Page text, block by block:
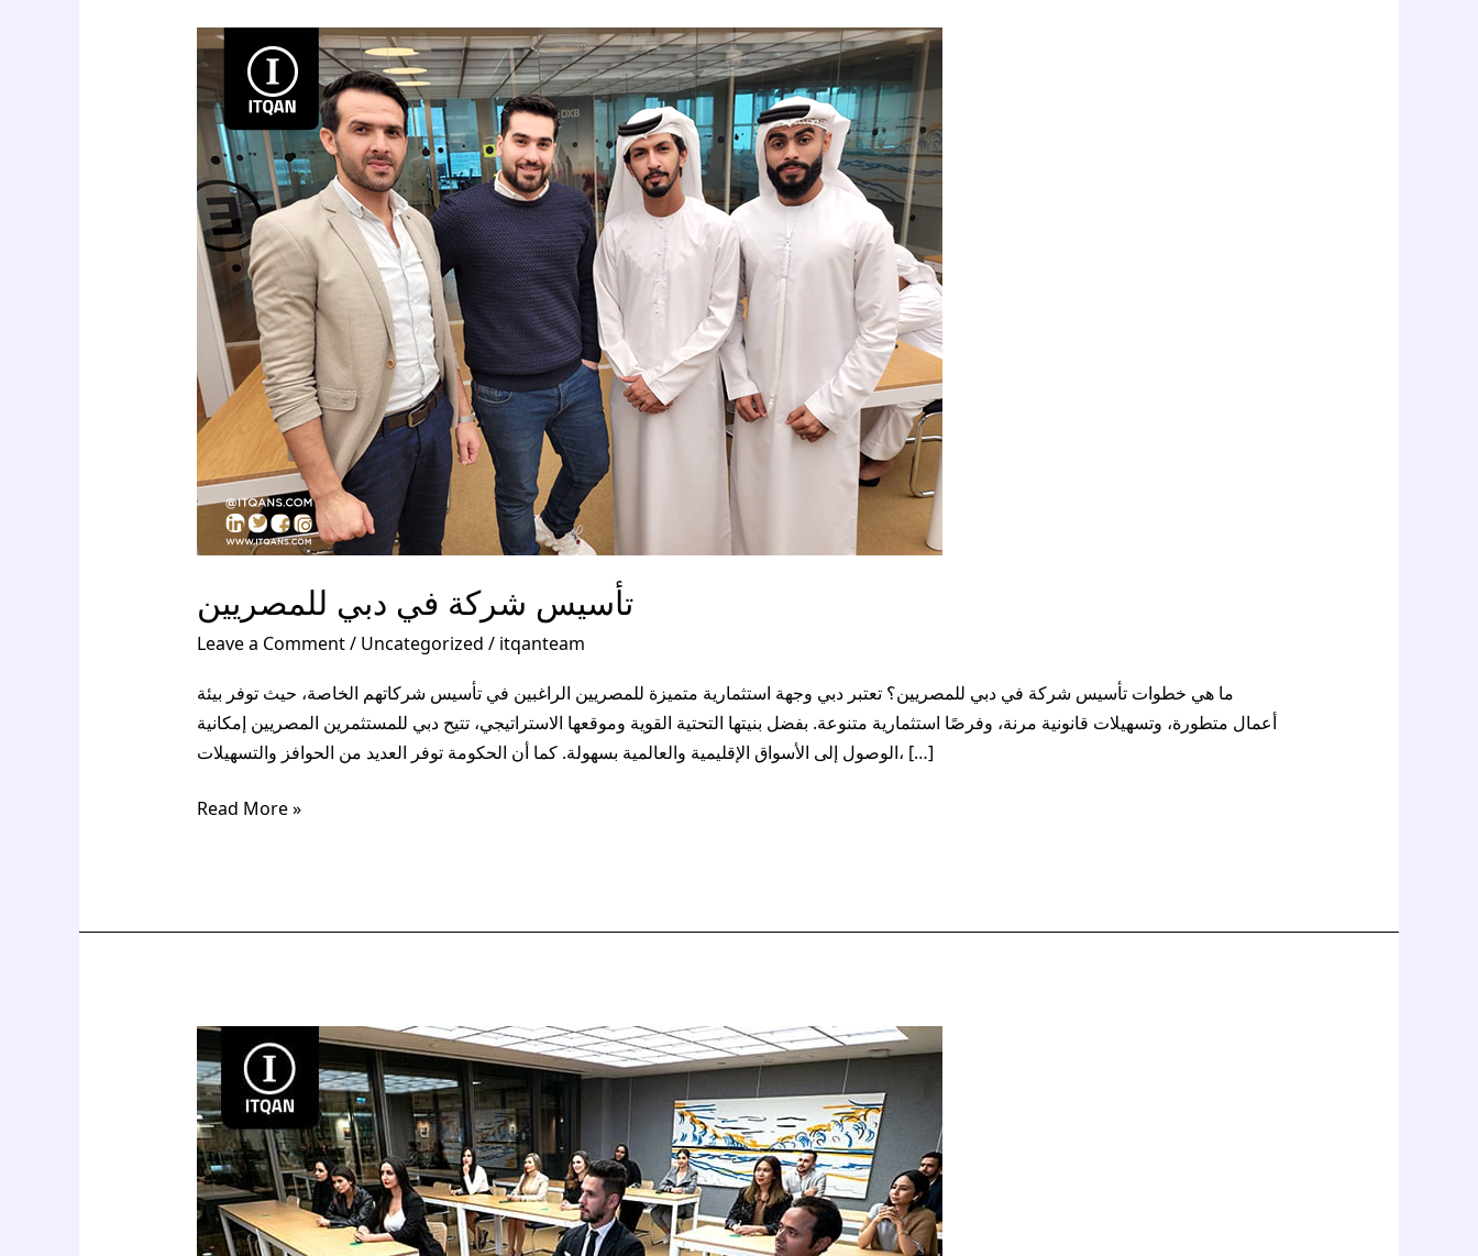
تأسيس شركة في دبي للمصريين
Leave a Comment/ Uncategorized / itqanteam
ما هي خطوات تأسيس شركة في دبي للمصريين؟ تعتبر دبي وجهة استثمارية متميزة للمصريين الراغبين في تأسيس شركاتهم الخاصة، حيث توفر بيئة
أعمال متطورة، وتسهيلات قانونية مرنة، وفرصًا استثمارية متنوعة. بفضل بنيتها التحتية القوية وموقعها الاستراتيجي، تتيح دبي للمستثمرين المصريين إمكانية
الوصول إلى الأسواق الإقليمية والعالمية بسهولة. كما أن الحكومة توفر العديد من الحوافز والتسهيلات، […]
تأسيس
شركة
في
دبي
للمصريين
Read More »
مميزات
تأسيس
شركة
في
دبي
للسعوديين